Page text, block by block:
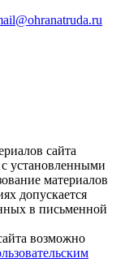
сайта
установленными
материалов
допускается
в письменной
возможно